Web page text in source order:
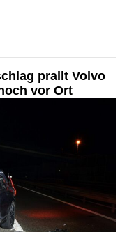
prallt Volvo
vor Ort